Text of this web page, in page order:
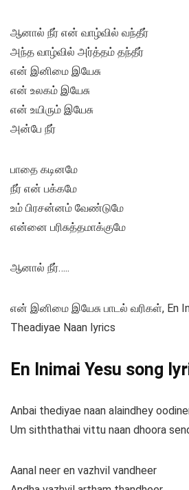
ஆனால் நீர் என் வாழ்வில் வந்தீர்
அந்த வாழ்வில் அர்த்தம் தந்தீர்
என் இனிமை இயேசு
என் உலகம் இயேசு
என் உயிரும் இயேசு
அன்பே நீர்
பாதை கடினமே
நீர் என் பக்கமே
உம் பிரசன்னம் வேண்டுமே
என்னை பரிசுத்தமாக்குமே
ஆனால் நீர்…..
என் இனிமை இயேசு பாடல் வரிகள், En
Theadiyae Naan lyrics
En Inimai Yesu song
Anbai thediyae naan alaindhey
Um siththathai vittu naan dhoora
Aanal neer en vazhvil vandheer